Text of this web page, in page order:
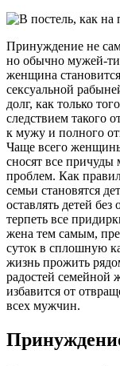
Принуждение не
но обычно мужей-
женщина
сексуальной
долг, как только
следствием такого
к мужу и полного
Чаще всего
сносят все
проблем. Как
семьи становятся
оставлять детей
терпеть все
жена тем самым,
суток в сплошную
жизнь прожить
радостей семейной
избавится от
всех мужчин.